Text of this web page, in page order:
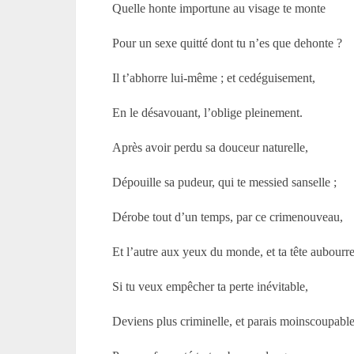
Quelle honte importune au visage te monte
Pour un sexe quitté dont tu n’es que dehonte ?
Il t’abhorre lui-même ; et cedéguisement,
En le désavouant, l’oblige pleinement.
Après avoir perdu sa douceur naturelle,
Dépouille sa pudeur, qui te messied sanselle ;
Dérobe tout d’un temps, par ce crimenouveau,
Et l’autre aux yeux du monde, et ta tête
Si tu veux empêcher ta perte inévitable,
Deviens plus criminelle, et parais